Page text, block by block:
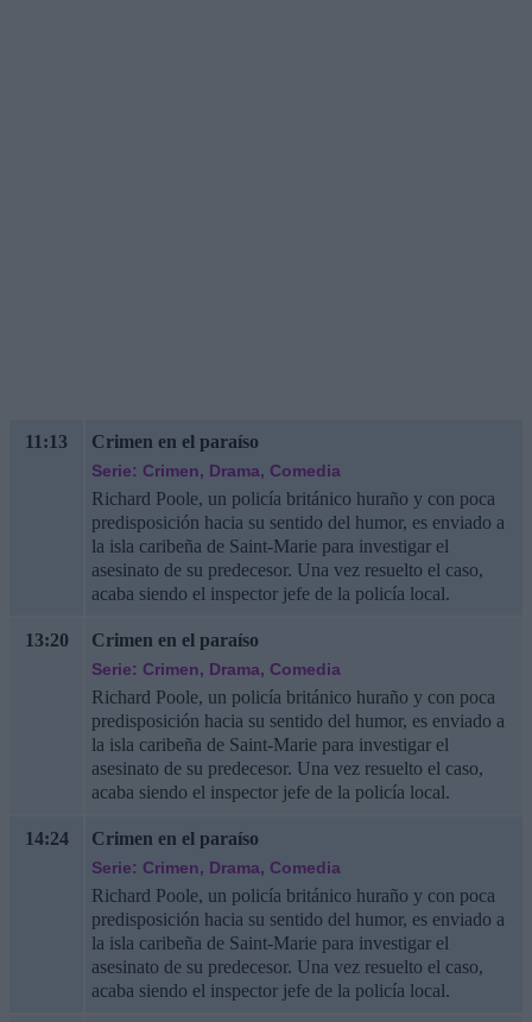
11:13 Crimen en el paraíso
Serie: Crimen, Drama, Comedia
Richard Poole, un policía británico huraño y con poca
predisposición hacia su sentido del humor, es enviado a
la isla caribeña de Saint-Marie para investigar el
asesinato de su predecesor. Una vez resuelto el caso,
acaba siendo el inspector jefe de la policía local.
13:20 Crimen en el paraíso
Serie: Crimen, Drama, Comedia
Richard Poole, un policía británico huraño y con poca
predisposición hacia su sentido del humor, es enviado a
la isla caribeña de Saint-Marie para investigar el
asesinato de su predecesor. Una vez resuelto el caso,
acaba siendo el inspector jefe de la policía local.
14:24 Crimen en el paraíso
Serie: Crimen, Drama, Comedia
Richard Poole, un policía británico huraño y con poca
predisposición hacia su sentido del humor, es enviado a
la isla caribeña de Saint-Marie para investigar el
asesinato de su predecesor. Una vez resuelto el caso,
acaba siendo el inspector jefe de la policía local.